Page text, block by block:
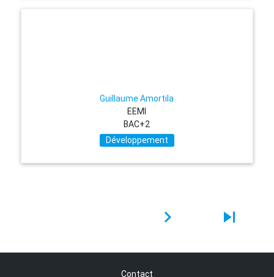
Guillaume Amortila
EEMI
BAC+2
Développement
navigate_next skip_next
Contact